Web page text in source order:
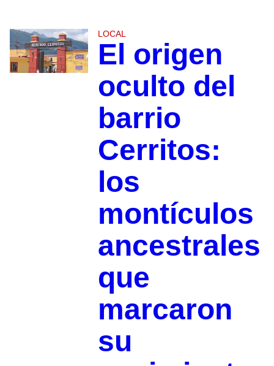
LOCAL
El origen
oculto del
barrio
Cerritos:
los
montículos
ancestrales
que
marcaron
su